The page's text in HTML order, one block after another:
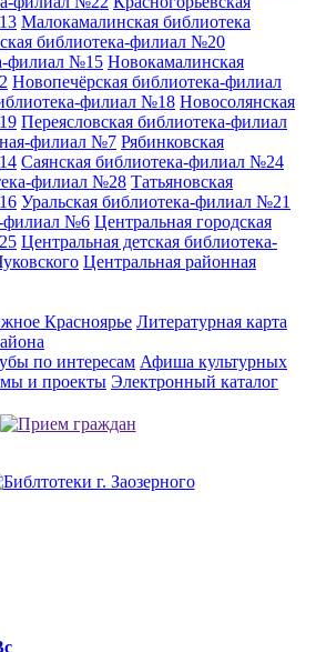
Малокамалинская библиотека
библиотека-филиал №20
филиал №15 Новокамалинская
Новопечёрская библиотека-филиал
филиал №18 Новосолянская
Переясловская библиотека-филиал
филиал №7 Рябинковская
Саянская библиотека-филиал №24
филиал №28 Татьяновская
Уральская библиотека-филиал №21
филиал №6 Центральная городская
Центральная детская библиотека-
Центральная районная
Красноярье Литературная карта
по интересам Афиша культурных
и проекты Электронный каталог